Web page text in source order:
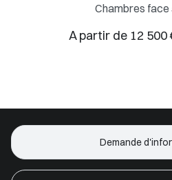
Chambres face
A partir de 12 500
Demande